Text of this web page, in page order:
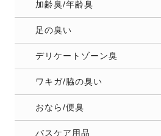
加齢臭/年齢臭
足の臭い
デリケートゾーン臭
ワキガ/脇の臭い
おなら/便臭
バスケア用品